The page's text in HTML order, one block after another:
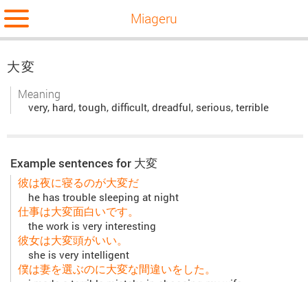
Miageru
大変
Meaning
very, hard, tough, difficult, dreadful, serious, terrible
Example sentences for 大変
彼は夜に寝るのが大変だ
he has trouble sleeping at night
仕事は大変面白いです。
the work is very interesting
彼女は大変頭がいい。
she is very intelligent
僕は妻を選ぶのに大変な間違いをした。